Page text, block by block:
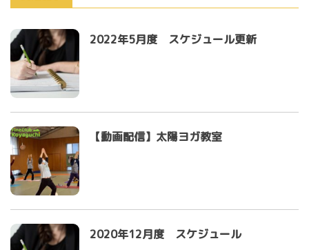
2022年5月度 スケジュール更新
【動画配信】太陽ヨガ教室
2020年12月度 スケジュール